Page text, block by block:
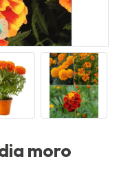
moro